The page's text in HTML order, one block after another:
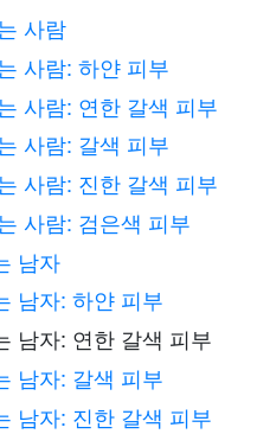
사람
사람: 하얀 피부
사람: 연한 갈색 피부
사람: 갈색 피부
사람: 진한 갈색 피부
사람: 검은색 피부
남자
남자: 하얀 피부
남자: 연한 갈색 피부
남자: 갈색 피부
남자: 진한 갈색 피부